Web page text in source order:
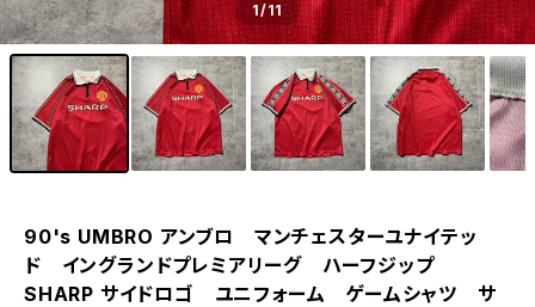
1/11
90's UMBRO アンブロ マンチェスターユナイテッ
ド イングランドプレミアリーグ ハーフジップ
SHARP サイドロゴ ユニフォーム ゲームシャツ サ